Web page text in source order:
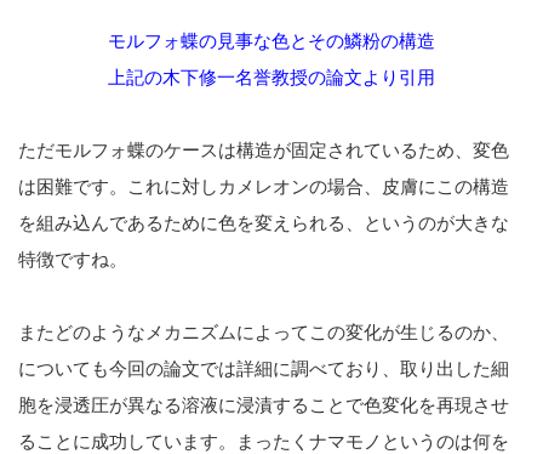
モルフォ蝶の見事な色とその鱗粉の構造
上記の木下修一名誉教授の論文より引用
ただモルフォ蝶のケースは構造が固定されているため、変色
は困難です。これに対しカメレオンの場合、皮膚にこの構造
を組み込んであるために色を変えられる、というのが大きな
特徴ですね。
またどのようなメカニズムによってこの変化が生じるのか、
についても今回の論文では詳細に調べており、取り出した細
胞を浸透圧が異なる溶液に浸漬することで色変化を再現させ
ることに成功しています。まったくナマモノというのは何を